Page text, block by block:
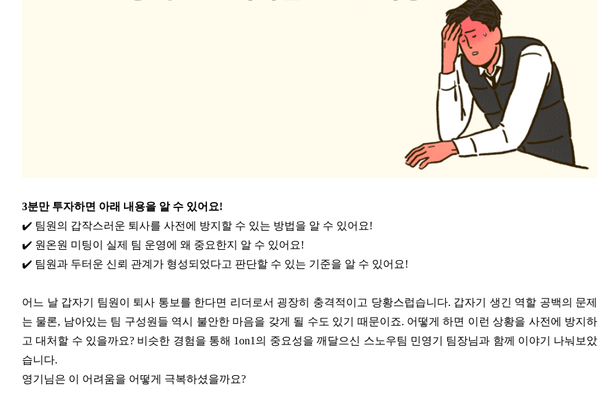
3분만 투자하면 아래 내용을 알 수 있어요!
✔️ 팀원의 갑작스러운 퇴사를 사전에 방지할 수 있는 방법을 알 수 있어요!
✔️ 원온원 미팅이 실제 팀 운영에 왜 중요한지 알 수 있어요!
✔️ 팀원과 두터운 신뢰 관계가 형성되었다고 판단할 수 있는 기준을 알 수 있어요!
어느 날 갑자기 팀원이 퇴사 통보를 한다면 리더로서 굉장히 충격적이고 당황스럽습니다. 갑자기 생긴 역할 공백의 문제
는 물론, 남아있는 팀 구성원들 역시 불안한 마음을 갖게 될 수도 있기 때문이죠. 어떻게 하면 이런 상황을 사전에 방지하
고 대처할 수 있을까요? 비슷한 경험을 통해 1on1의 중요성을 깨달으신 스노우팀 민영기 팀장님과 함께 이야기 나눠보았
습니다.
영기님은 이 어려움을 어떻게 극복하셨을까요?